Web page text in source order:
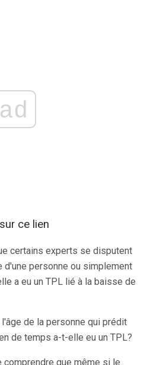
ad
ce lien
certains experts se disputent
d'une personne ou simplement
a eu un TPL lié à la baisse de
de la personne qui prédit
de temps a-t-elle eu un TPL?
que même si le